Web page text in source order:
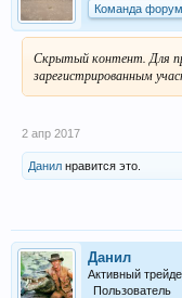
Команда
Скрытый контент. Для
зарегистрированным
2 апр 2017
Данил нравится это.
Данил
Активный
Пользователь